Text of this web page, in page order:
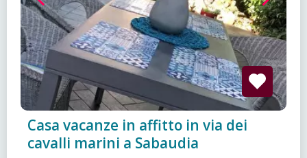
Casa vacanze in affitto in via dei
cavalli marini a Sabaudia